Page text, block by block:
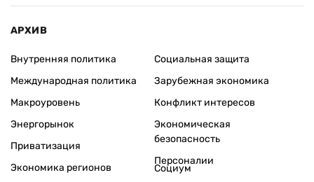
АРХИВ
Внутренняя политика
Международная политика
Макроуровень
Энергорынок
Приватизация
Экономика регионов
Социальная защита
Зарубежная экономика
Конфликт интересов
Экономическая
безопасность
Персоналии
Социум